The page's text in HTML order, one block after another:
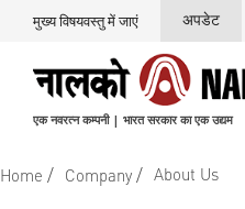
मुख्य विषयवस्तु में जाएं अपडेट
एक नवरत्न कम्पनी | भारत सरकार का एक उद्यम
Home / Company / About Us